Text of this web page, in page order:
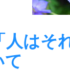
人はそ
て